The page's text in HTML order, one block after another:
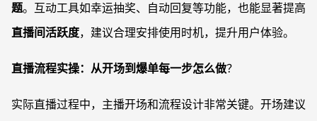
题。互动工具如幸运抽奖、自动回复等功能，也能显著提高
直播间活跃度，建议合理安排使用时机，提升用户体验。
直播流程实操：从开场到爆单每一步怎么做？
实际直播过程中，主播开场和流程设计非常关键。开场建议